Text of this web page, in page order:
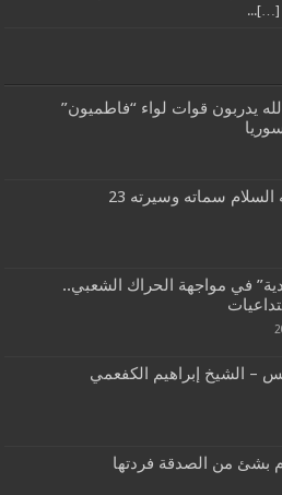
[…]...
يدربون قوات لواء “فاطميون”
سماته وسيرته 23
في مواجهة الحراك الشعبي..
– الشيخ إبراهيم الكفعمي
بشئ من الصدقة فردتها